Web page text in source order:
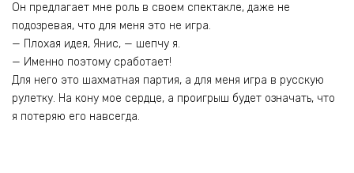
Он предлагает мне роль в своем спектакле, даже не
подозревая, что для меня это не игра.
— Плохая идея, Янис, — шепчу я.
— Именно поэтому сработает!
Для него это шахматная партия, а для меня игра в русскую
рулетку. На кону мое сердце, а проигрыш будет означать, что
я потеряю его навсегда.